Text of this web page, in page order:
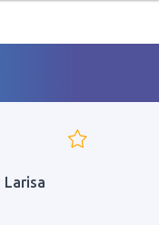
Larisa